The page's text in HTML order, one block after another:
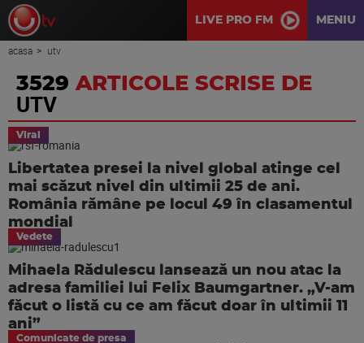
LIVE PRO FM MENIU
acasa utv
3529 ARTICOLE SCRISE DE
UTV
Viral
Libertatea presei la nivel global atinge cel
mai scăzut nivel din ultimii 25 de ani.
România rămâne pe locul 49 în clasamentul
mondial
Vedete
Mihaela Rădulescu lansează un nou atac la
adresa familiei lui Felix Baumgartner. „V-am
făcut o listă cu ce am făcut doar în ultimii 11
ani”
Comunicate de presa